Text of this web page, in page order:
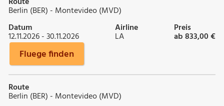
Berlin (BER) - Montevideo (MVD)
Datum
12.11.2026 - 30.11.2026
Airline
LA
Preis
ab 833,00 €
Fluege finden
Route
Berlin (BER) - Montevideo (MVD)